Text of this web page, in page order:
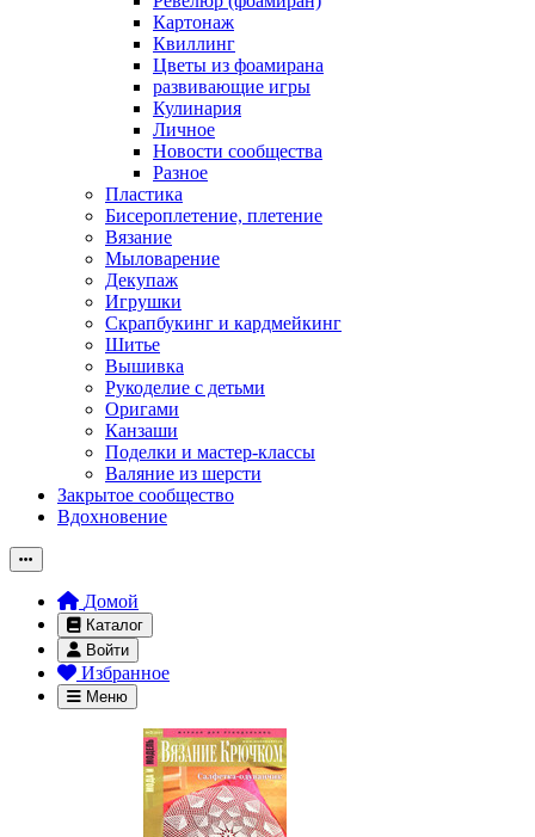
Картонаж
Квиллинг
Цветы из фоамирана
развивающие игры
Кулинария
Личное
Новости сообщества
Разное
Пластика
Бисероплетение, плетение
Вязание
Мыловарение
Декупаж
Игрушки
Скрапбукинг и кардмейкинг
Шитье
Вышивка
Рукоделие с детьми
Оригами
Канзаши
Поделки и мастер-классы
Валяние из шерсти
Закрытое сообщество
Вдохновение
Домой
Каталог
Войти
Избранное
Меню